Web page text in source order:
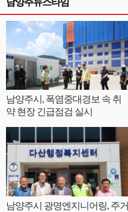
남양주시, 폭염중대경보 속 취
약 현장 긴급점검 실시
남양주시 광명엔지니어링, 주거